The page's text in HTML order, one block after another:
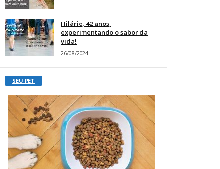
Hilário, 42 anos,
experimentando o sabor da
vida!
26/08/2024
SEU PET